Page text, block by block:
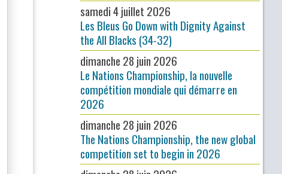
samedi 4 juillet 2026
Les Bleus Go Down with Dignity Against
the All Blacks (34-32)
dimanche 28 juin 2026
Le Nations Championship, la nouvelle
compétition mondiale qui démarre en
2026
dimanche 28 juin 2026
The Nations Championship, the new global
competition set to begin in 2026